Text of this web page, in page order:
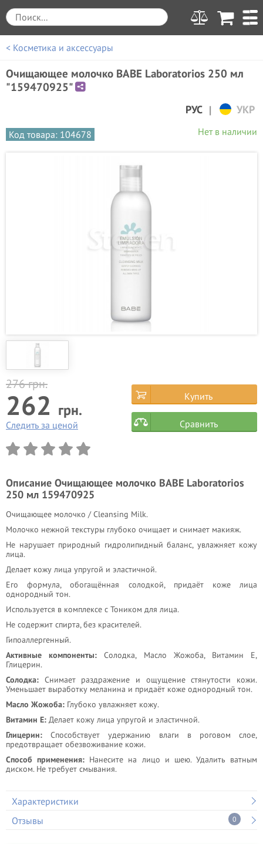
< Косметика и аксессуары
Очищающее молочко BABE Laboratorios 250 мл
"159470925"
РУС | УКР
Код товара: 104678 Нет в наличии
276грн.
262 грн.
Следить за ценой
Купить
Сравнить
Описание Очищающее молочко BABE Laboratorios
250 мл 159470925
Очищающее молочко / Cleansing Milk.
Молочко нежной текстуры глубоко очищает и снимает макияж.
Не нарушает природный гидролипидный баланс, увлажняет кожу
лица.
Делает кожу лица упругой и эластичной.
Его формула, обогащённая солодкой, придаёт коже лица
однородный тон.
Используется в комплексе с Тоником для лица.
Не содержит спирта, без красителей.
Гипоаллергенный.
Активные компоненты: Солодка, Масло Жожоба, Витамин Е,
Глицерин.
Солодка: Снимает раздражение и ощущение стянутости кожи.
Уменьшает выработку меланина и придаёт коже однородный тон.
Масло Жожоба: Глубоко увлажняет кожу.
Витамин Е: Делает кожу лица упругой и эластичной.
Глицерин: Способствует удержанию влаги в роговом слое,
предотвращает обезвоживание кожи.
Способ применения: Нанесите на лицо и шею. Удалить ватным
диском. Не требует смывания.
Характеристики
Отзывы
0